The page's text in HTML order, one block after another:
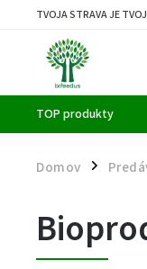
TVOJA STRAVA JE
TOP produkty
Domov /